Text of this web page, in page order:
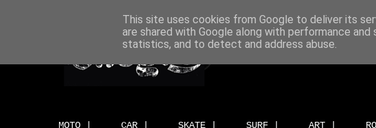
MOTO | CAR | SKATE | SURF | ART |
This site uses cookies from Google to deliver its
are shared with Google along with performance
statistics, and to detect and address abuse.